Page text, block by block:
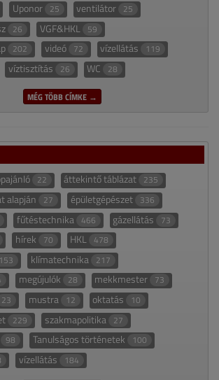
Uponor 25 ventilátor 25
26 VGF&HKL 59
202 videó 72 vízellátás 119
víztisztítás 26 WC 28
MÉG TÖBB CÍMKE →
22 áttekintő táblázat 235
alapján 27 épületgépészet 336
fűtéstechnika 466 gázellátás 73
hírek 70 HKL 478
153 klímatechnika 217
megújulók 28 mekkmester 73
23 mustra 12 oktatás 10
229 szakmapolitika 27
98 Tanulságos történetek 100
vízellátás 184